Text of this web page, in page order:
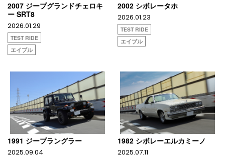
2007 ジープグランドチェロキ
ー SRT8
2026.01.29
TEST RIDE
エイブル
2002 シボレータホ
2026.01.23
TEST RIDE
エイブル
1991 ジープラングラー
2025.09.04
1982 シボレーエルカミーノ
2025.07.11